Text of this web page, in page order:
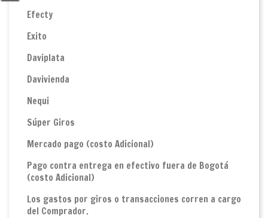
Efecty
Exito
Daviplata
Davivienda
Nequi
Súper Giros
Mercado pago (costo Adicional)
Pago contra entrega en efectivo fuera de Bogotá
(costo Adicional)
Los gastos por giros o transacciones corren a cargo
del Comprador.